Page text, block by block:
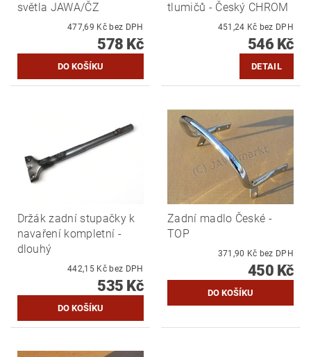
světla JAWA/ČZ
477,69 Kč bez DPH
578 Kč
tlumičů - Český CHROM
451,24 Kč bez DPH
546 Kč
DETAIL
Držák zadní stupačky k
navaření kompletní -
dlouhý
442,15 Kč bez DPH
535 Kč
Zadní madlo České -
TOP
371,90 Kč bez DPH
450 Kč